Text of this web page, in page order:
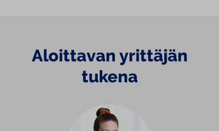
Aloittavan yrittäjän
tukena